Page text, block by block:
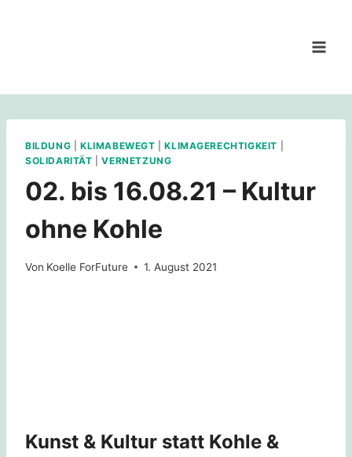
BILDUNG KLIMABEWEGT |KLIMAGERECHTIGKEIT
SOLIDARITÄT |VERNETZUNG
02. bis 16.08.21 – Kultur
ohne Kohle
Von Koelle ForFuture 1. August 2021
Kunst & Kultur statt Kohle &